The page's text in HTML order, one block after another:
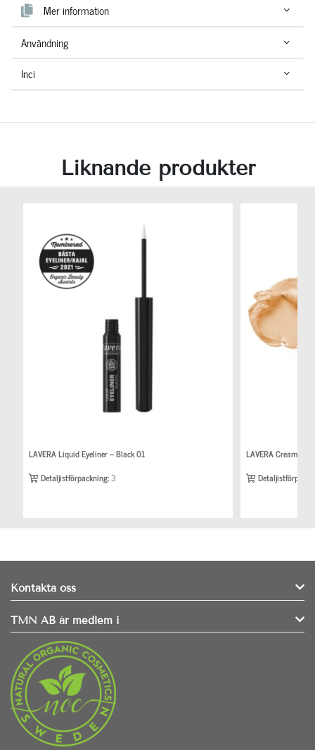
Mer information
Användning
Inci
Liknande produkter
LAVERA Liquid Eyeliner – Black 01
Detaljistförpackning:3
LAVERA Cream to
Kontakta oss
TMN AB är medlem i